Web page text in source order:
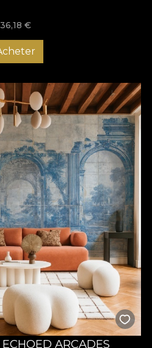
36,18 €
ARCADES